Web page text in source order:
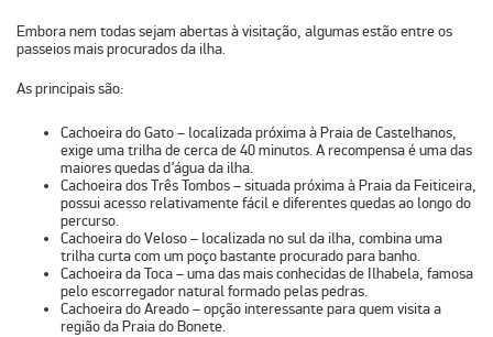
Emboranem todas sejam abertas à visitação, algumas estão entre os
passeios mais procurados da ilha.
As principais são:
Cachoeira do Gato– localizada próxima à Praia de Castelhanos,
exige uma trilha de cerca de 40 minutos. A recompensa é uma das
maiores quedas d’água da ilha.
Cachoeira dos Três Tombos– situada próxima à Praia da Feiticeira,
possui acesso relativamente fácil e diferentes quedas ao longo do
percurso.
Cachoeira do Veloso– localizada no sul da ilha, combina uma
trilha curta com um poço bastante procurado para banho.
Cachoeira da Toca– uma das mais conhecidas de Ilhabela, famosa
pelo escorregador natural formado pelas pedras.
Cachoeira do Areado– opção interessante para quem visita a
região da Praia do Bonete.